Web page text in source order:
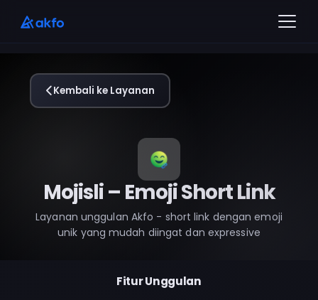
Kembali ke Layanan
Mojisli – Emoji Short Link
Layanan unggulan Akfo - short link dengan emoji
unik yang mudah diingat dan expressive
Fitur Unggulan